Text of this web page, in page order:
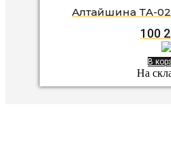
Алтайшина TA-02
100
В
На